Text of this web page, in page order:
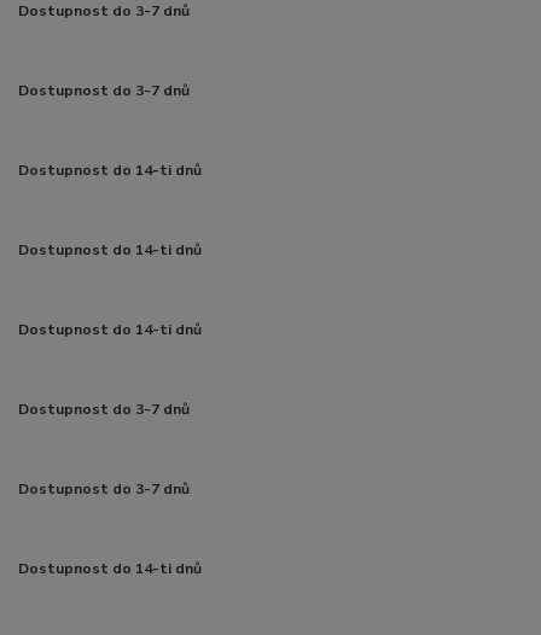
Dostupnost do 3-7 dnů
Dostupnost do 3-7 dnů
Dostupnost do 14-ti dnů
Dostupnost do 14-ti dnů
Dostupnost do 14-ti dnů
Dostupnost do 3-7 dnů
Dostupnost do 3-7 dnů
Dostupnost do 14-ti dnů